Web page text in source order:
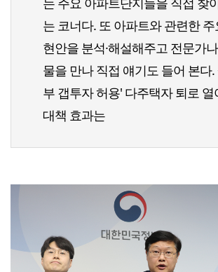
는 코너다. 또 아파트와 관련한
현안을 분석·해설해주고 전문가
물을 만나 직접 얘기도 들어 본다.
부 갭투자 허용' 다주택자 퇴로 열
대책 효과는